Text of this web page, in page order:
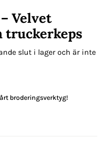
Velvet
truckerkeps
slut i lager och är inte
broderingsverktyg!